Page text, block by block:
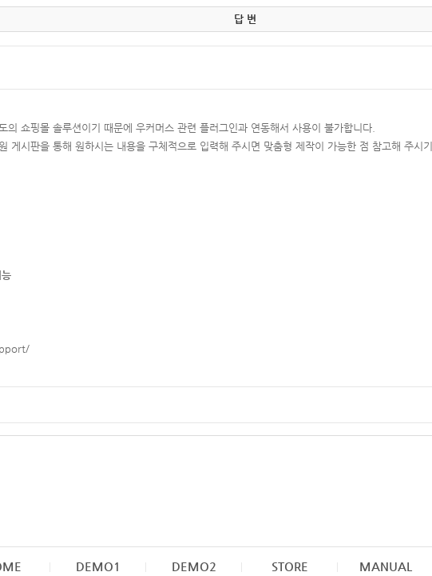
답 변
의 쇼핑몰 솔루션이기 때문에 우커머스 관련 플러그인과 연동해서 사용이 불가합니다.
게시판을 통해 원하시는 내용을 구체적으로 입력해 주시면 맞춤형 제작이 가능한 점 참고해 주시
DEMO1 DEMO2 STORE MANUAL